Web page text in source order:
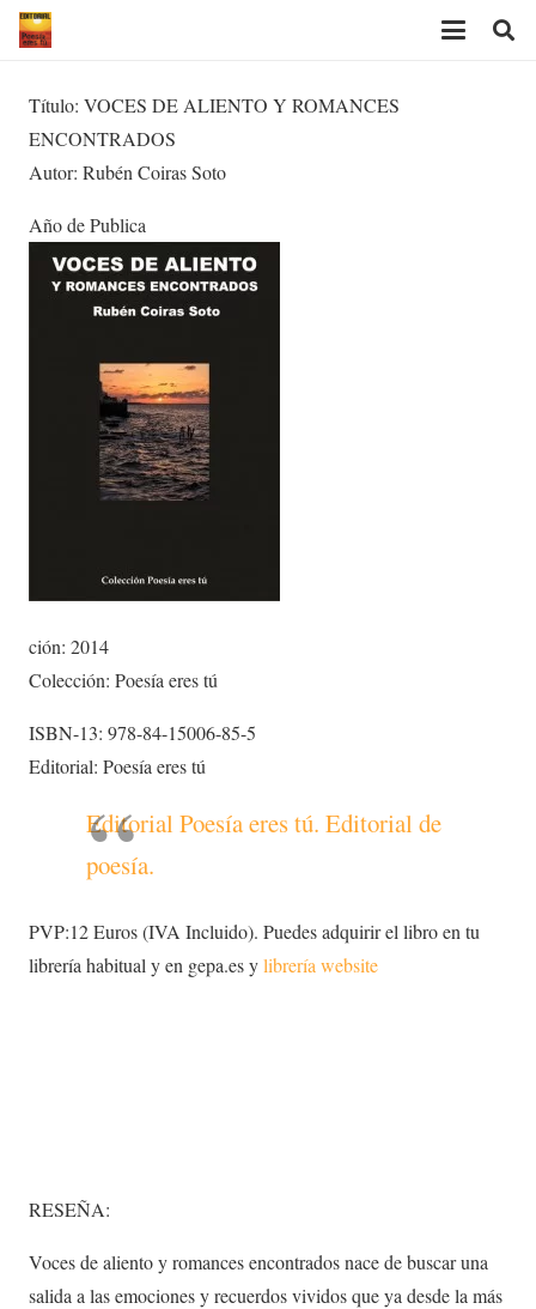
Título: VOCES DE ALIENTO Y ROMANCES
ENCONTRADOS
Autor: Rubén Coiras Soto
Año de Publica
ción: 2014
Colección: Poesía eres tú
ISBN-13: 978-84-15006-85-5
Editorial: Poesía eres tú
Editorial Poesía eres tú. Editorial de
poesía.
PVP:12 Euros (IVA Incluido). Puedes adquirir el libro en tu
librería habitual y en gepa.es ylibrería website
RESEÑA:
Voces de aliento y romances encontrados nace de buscar una
salida a las emociones y recuerdos vividos que ya desde la más